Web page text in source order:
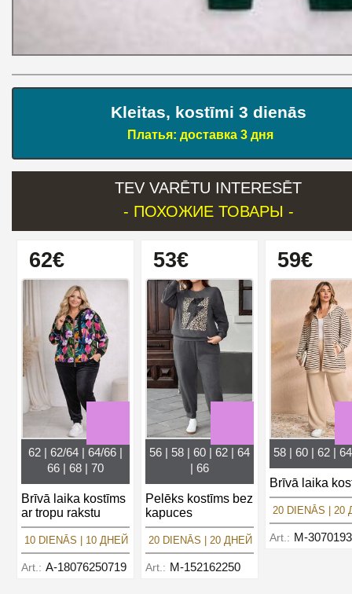
Kleitas, kostīmi 3 dienās
Платья: доставка 3 дня
TEV VARĒTU INTERESĒT
- ПОХОЖИЕ ТОВАРЫ -
62€
62 | 62/64 | 64/66 |
66 | 68 | 70
Brīvā laika kostīms
ar tropu rakstu
10 DIENĀS | 10 ДНЕЙ
Art.: A-18076250719
53€
56 | 58 | 60 | 62 | 64
| 66
Pelēks kostīms bez
kapuces
20 DIENĀS | 20 ДНЕЙ
Art.: M-152162250
59€
58 | 60 | 62 |
Brīvā laika
20 DIENĀS | 20
Art.: M-